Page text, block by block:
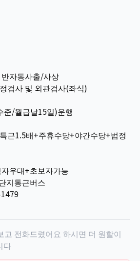
자동사출/사상
검사 및 외관검사(좌식)
준/월급날15일)운행
근1.5배+주휴수당+야간수당+법정
우대+초보자가능
지통근버스
고 전화드렸어요 하시면 더 원할이
다